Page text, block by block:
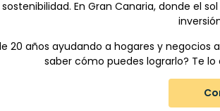
En Gran Canaria, donde el
20 años ayudando a hogares y negocios
saber cómo puedes lograrlo? Te